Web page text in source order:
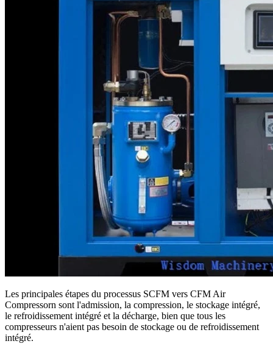
Les principales étapes du processus SCFM vers CFM Air
Compressorn sont l'admission, la compression, le stockage intégré,
le refroidissement intégré et la décharge, bien que tous les
compresseurs n'aient pas besoin de stockage ou de refroidissement
intégré.